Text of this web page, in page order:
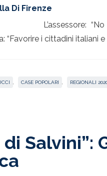
Di Firenze
L’assessore:
i cittadini italiani e
CASE POPOLARI REGIONALI
Salvini”: